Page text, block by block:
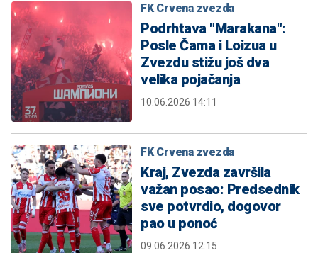
FK Crvena zvezda
Podrhtava "Marakana":
Posle Čama i Loizua u
Zvezdu stižu još dva
velika pojačanja
10.06.2026 14:11
FK Crvena zvezda
Kraj, Zvezda završila
važan posao: Predsednik
sve potvrdio, dogovor
pao u ponoć
09.06.2026 12:15